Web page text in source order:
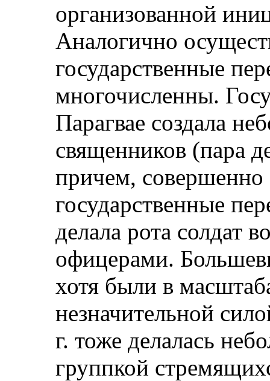
организованной
Аналогично
государственные
многочисленны.
Парагвае создала
священников (пара
причем, совершенно
государственные
делала рота солдат
офицерами.
хотя были в
незначительной
г. тоже делалась
группкой